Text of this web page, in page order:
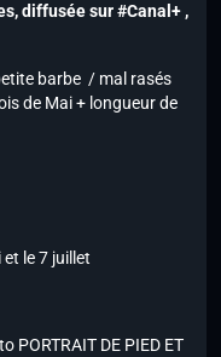
diffusée sur #Canal+ ,
barbe / mal rasés
de Mai + longueur de
le 7 juillet
PORTRAIT DE PIED ET